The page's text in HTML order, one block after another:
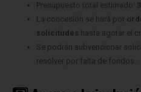
Presupuesto total estimado:
La concesión se hará por
solicitudes hasta agotar el
Se podrán subvencionar
resolver por falta de fondos.